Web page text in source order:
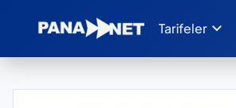
Tarifeler expand_more